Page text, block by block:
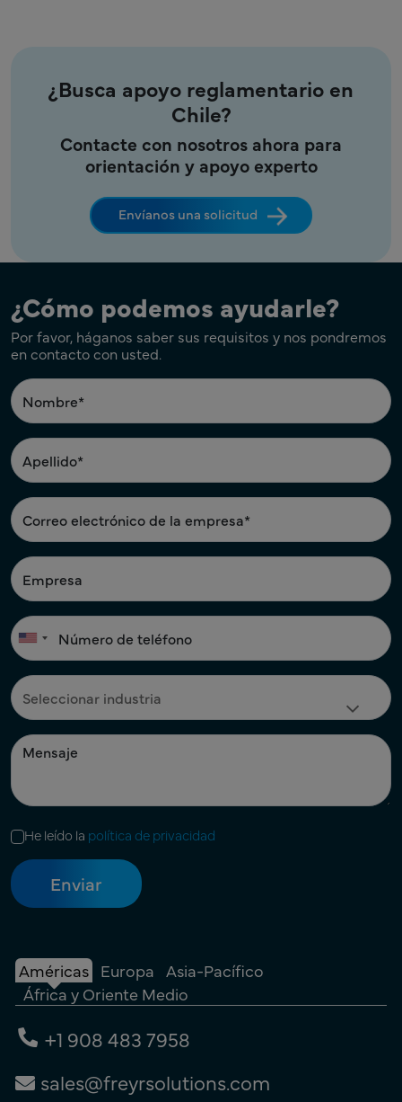
¿Busca apoyo reglamentario en
Chile?
Contacte con nosotros ahora para
orientación y apoyo experto
Envíanos una solicitud
¿Cómo podemos ayudarle?
Por favor, háganos saber sus requisitos y nos pondremos
en contacto con usted.
He leído la política de privacidad
Américas Europa Asia-Pacífico
África y Oriente Medio
+1 908 483 7958
sales@freyrsolutions.com